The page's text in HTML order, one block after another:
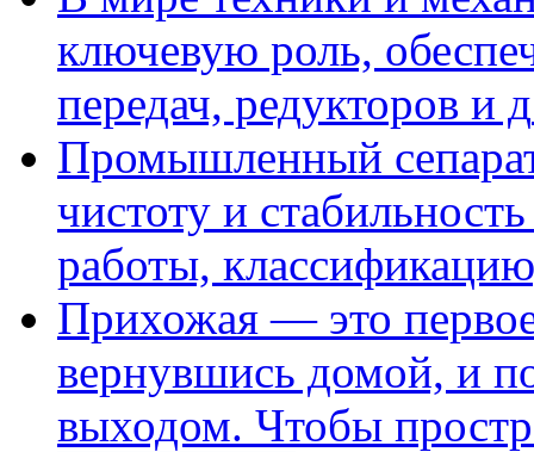
ключевую роль,
передач, редукторов и д
Промышленный
чистоту и
работы,
Прихожая — это
вернувшись домой, и
выходом. Чтобы